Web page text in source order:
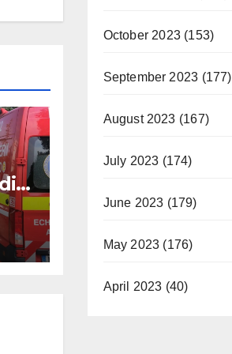
ce
October 2023(153)
September 2023 (177)
August 2023 (167)
July 2023 (174)
June 2023 (179)
May 2023 (176)
April 2023 (40)